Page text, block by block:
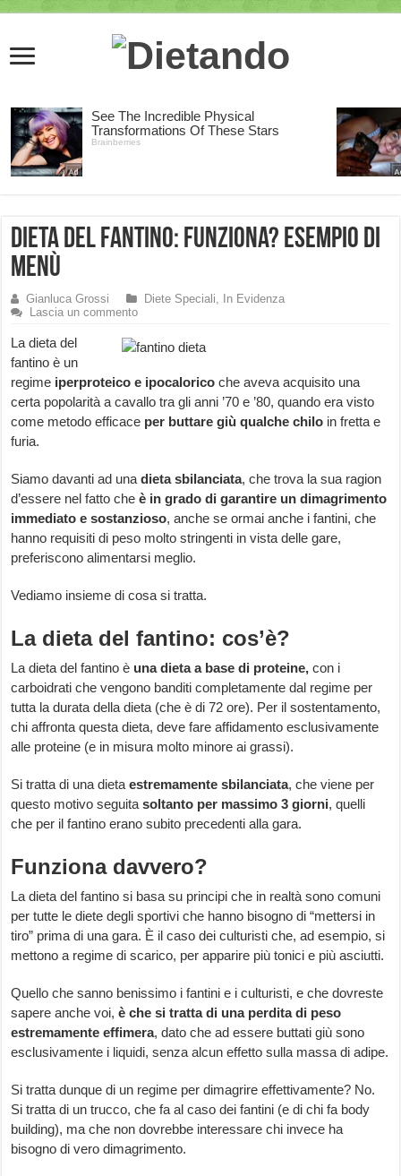
Dieta del Fantino: funziona? Esempio di
Menù
Gianluca Grossi Diete Speciali,
In Evidenza
Lascia un commento
La dieta del
fantino è un
regime iperproteico e ipocalorico che aveva acquisito una
certa popolarità a cavallo tra gli anni ’70 e ’80, quando era visto
come metodo efficace per buttare giù qualche chilo in fretta e
furia.
Siamo davanti ad unadieta sbilanciata, che trova la sua ragion
d’essere nel fatto cheè in grado di garantire un dimagrimento
immediato e sostanzioso, anche se ormai anche i fantini, che
hanno requisiti di peso molto stringenti in vista delle gare,
preferiscono alimentarsi meglio.
Vediamo insieme di cosa si tratta.
La dieta del fantino: cos’è?
La dieta del fantino è una dieta a base di proteine, con i
carboidrati che vengono banditi completamente dal regime per
tutta la durata della dieta (che è di 72 ore). Per il sostentamento,
chi affronta questa dieta, deve fare affidamento esclusivamente
alle proteine (e in misura molto minore ai grassi).
Si tratta di una dietaestremamente sbilanciata, che viene per
questo motivo seguitasoltanto per massimo 3 giorni, quelli
che per il fantino erano subito precedenti alla gara.
Funziona davvero?
La dieta del fantino si basa su principi che in realtà sono comuni
per tutte le diete degli sportivi che hanno bisogno di “mettersi in
tiro” prima di una gara. È il caso dei culturisti che, ad esempio, si
mettono a regime di scarico, per apparire più tonici e più asciutti.
Quello che sanno benissimo i fantini e i culturisti, e che dovreste
sapere anche voi,è che si tratta di una perdita di peso
estremamente effimera, dato che ad essere buttati giù sono
esclusivamente i liquidi, senza alcun effetto sulla massa di adipe.
Si tratta dunque di un regime per dimagrire effettivamente? No.
Si tratta di un trucco, che fa al caso dei fantini (e di chi fa body
building), ma che non dovrebbe interessare chi invece ha
bisogno di vero dimagrimento.